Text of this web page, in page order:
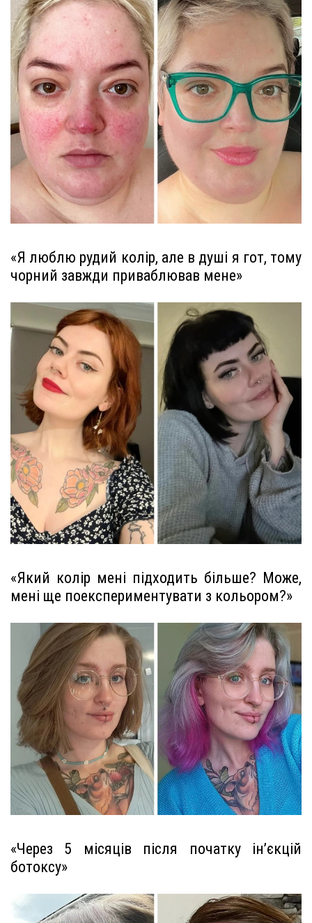
«Я люблю рудий колір, але в душі я гот, тому
чорний завжди приваблював мене»
«Який колір мені підходить більше? Може,
мені ще поекспериментувати з кольором?»
«Через 5 місяців після початку ін’єкцій
ботоксу»